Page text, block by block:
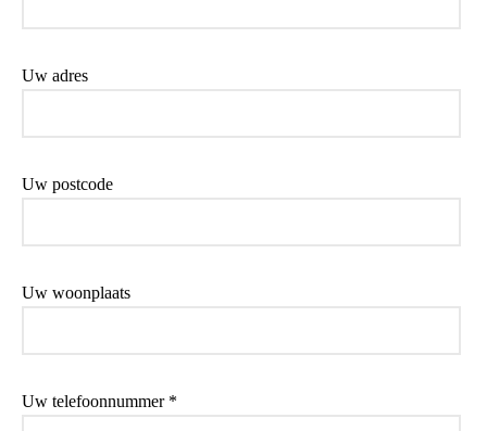
Uw adres
Uw postcode
Uw woonplaats
Uw telefoonnummer *